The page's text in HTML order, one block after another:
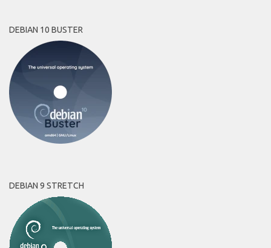
DEBIAN 10 BUSTER
DEBIAN 9 STRETCH